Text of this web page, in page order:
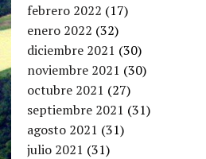
febrero 2022 (17)
enero 2022 (32)
diciembre 2021 (30)
noviembre 2021 (30)
octubre 2021 (27)
septiembre 2021 (31)
agosto 2021 (31)
julio 2021 (31)